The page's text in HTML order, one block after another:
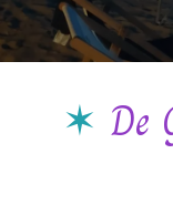
✶ De